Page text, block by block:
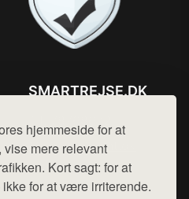
hjemmeside for at
mere relevant
Kort sagt: for at
for at være irriterende.
SMARTREJSE.DK
Mail: hej@want.dk
Cookie- og privatlivspolitik